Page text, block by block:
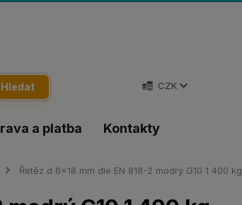
a platba Kontakty
CZK
Hledat
Řetěz d 6x18 mm dle EN 818-2 modrý G10 1 400 kg